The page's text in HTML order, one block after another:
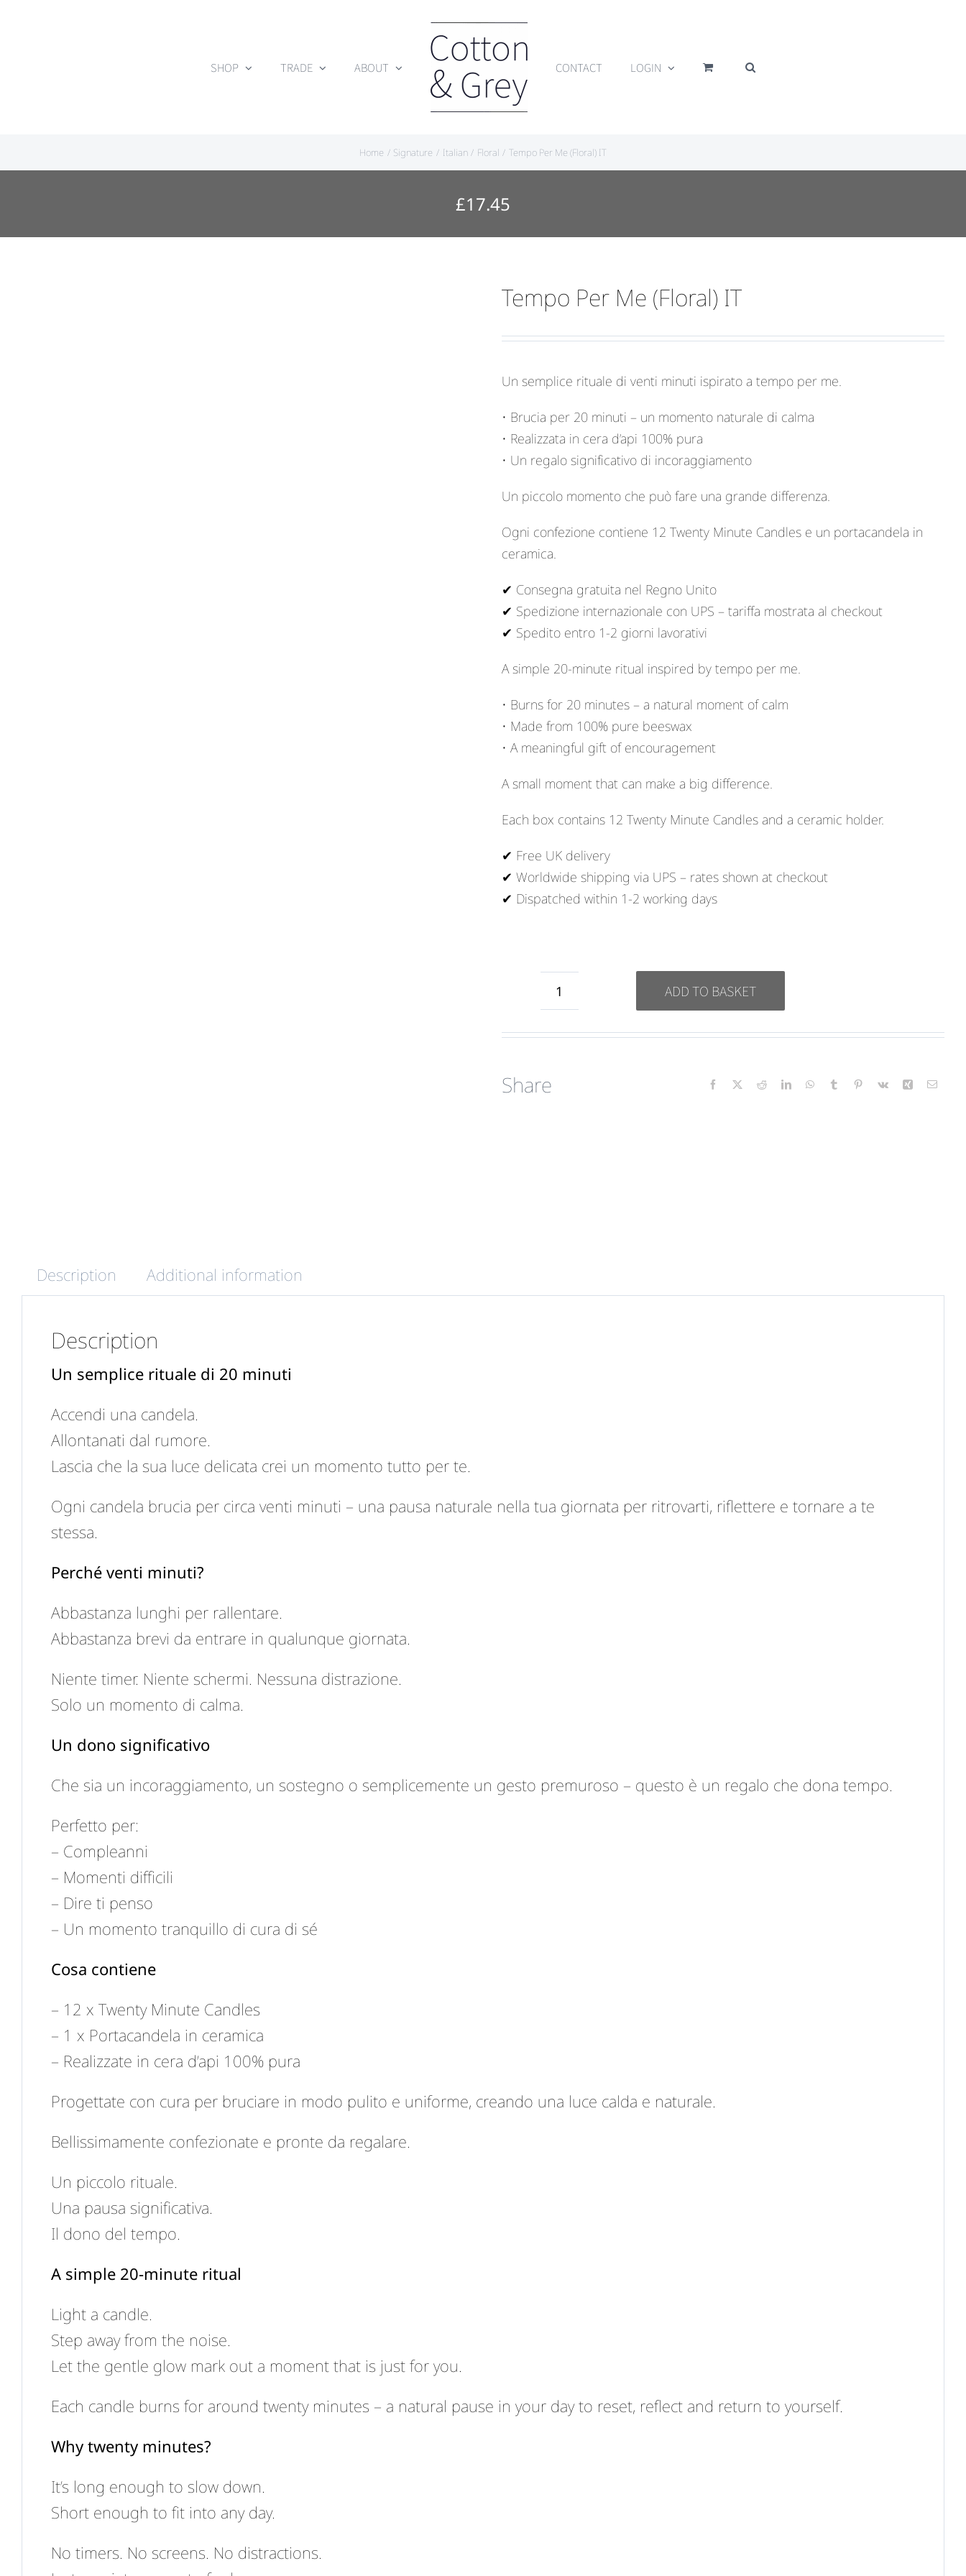
SHOP TRADE ABOUT CONTACT LOGIN
Home Signature Italian Floral Tempo Per Me (Floral) IT
£17.45
Tempo Per Me (Floral) IT
Un semplice rituale di venti minuti ispirato a tempo per me.
• Brucia per 20 minuti – un momento naturale di calma
• Realizzata in cera d’api 100% pura
• Un regalo significativo di incoraggiamento
Un piccolo momento che può fare una grande differenza.
Ogni confezione contiene 12 Twenty Minute Candles e un portacandela in
ceramica.
✔ Consegna gratuita nel Regno Unito
✔ Spedizione internazionale con UPS – tariffa mostrata al checkout
✔ Spedito entro 1-2 giorni lavorativi
A simple 20-minute ritual inspired by tempo per me.
• Burns for 20 minutes – a natural moment of calm
• Made from 100% pure beeswax
• A meaningful gift of encouragement
A small moment that can make a big difference.
Each box contains 12 Twenty Minute Candles and a ceramic holder.
✔ Free UK delivery
✔ Worldwide shipping via UPS – rates shown at checkout
✔ Dispatched within 1-2 working days
Tempo
Per
ADD TO BASKET
Share
Description Additional information
Description
Un semplice rituale di 20 minuti
Accendi una candela.
Allontanati dal rumore.
Lascia che la sua luce delicata crei un momento tutto per te.
Ogni candela brucia per circa venti minuti – una pausa naturale nella tua giornata per ritrovarti, riflettere e tornare a te
stessa.
Perché venti minuti?
Abbastanza lunghi per rallentare.
Abbastanza brevi da entrare in qualunque giornata.
Niente timer. Niente schermi. Nessuna distrazione.
Solo un momento di calma.
Un dono significativo
Che sia un incoraggiamento, un sostegno o semplicemente un gesto premuroso – questo è un regalo che dona tempo.
Perfetto per:
– Compleanni
– Momenti difficili
– Dire ti penso
– Un momento tranquillo di cura di sé
Cosa contiene
– 12 x Twenty Minute Candles
– 1 x Portacandela in ceramica
– Realizzate in cera d’api 100% pura
Progettate con cura per bruciare in modo pulito e uniforme, creando una luce calda e naturale.
Bellissimamente confezionate e pronte da regalare.
Un piccolo rituale.
Una pausa significativa.
Il dono del tempo.
A simple 20-minute ritual
Light a candle.
Step away from the noise.
Let the gentle glow mark out a moment that is just for you.
Each candle burns for around twenty minutes – a natural pause in your day to reset, reflect and return to yourself.
Why twenty minutes?
It’s long enough to slow down.
Short enough to fit into any day.
No timers. No screens. No distractions.